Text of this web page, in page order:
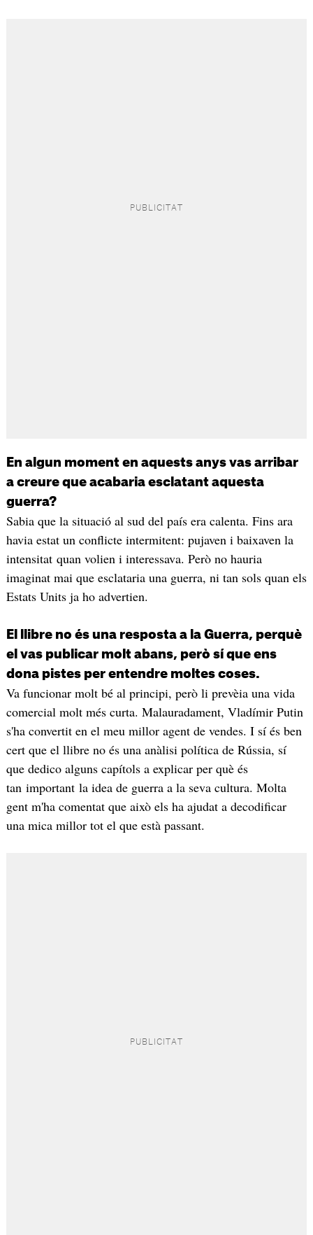
En algun moment en aquests anys vas arribar
a creure que acabaria esclatant aquesta
guerra?
Sabia que la situació al sud del país era calenta. Fins ara
havia estat un conflicte intermitent: pujaven i baixaven la
intensitat quan volien i interessava. Però no hauria
imaginat mai que esclataria una guerra, ni tan sols quan els
Estats Units ja ho advertien.
El llibre no és una resposta a la Guerra, perquè
el vas publicar molt abans, però sí que ens
dona pistes per entendre moltes coses.
Va funcionar molt bé al principi, però li prevèia una vida
comercial molt més curta. Malauradament, Vladímir Putin
s'ha convertit en el meu millor agent de vendes. I sí és ben
cert que el llibre no és una anàlisi política de Rússia, sí
que dedico alguns capítols a explicar per què és
tan important la idea de guerra a la seva cultura. Molta
gent m'ha comentat que això els ha ajudat a decodificar
una mica millor tot el que està passant.